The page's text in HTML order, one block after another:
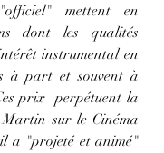
mettent en
dont les qualités
instrumental en
à part et souvent à
prix  perpétuent la
sur le Cinéma
a "projeté et animé"